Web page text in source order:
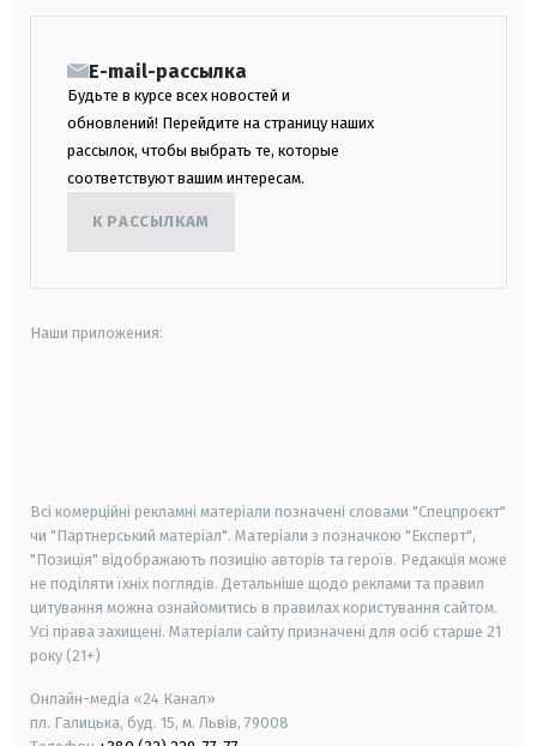
E-mail-рассылка
Будьте в курсе всех новостей и
обновлений! Перейдите на страницу наших
рассылок, чтобы выбрать те, которые
соответствуют вашим интересам.
К РАССЫЛКАМ
Наши приложения:
Всі комерційні рекламні матеріали позначені словами "Спецпроєкт"
чи "Партнерський матеріал". Матеріали з позначкою "Експерт",
"Позиція" відображають позицію авторів та героїв. Редакція може
не поділяти їхніх поглядів. Детальніше щодо реклами та правил
цитування можна ознайомитись в правилах користування сайтом.
Усі права захищені. Матеріали сайту призначені для осіб старше 21
року (21+)
Онлайн-медіа «24 Канал»
пл. Галицька, буд. 15, м. Львів, 79008